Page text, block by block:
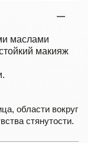
маслами
макияж
области вокруг
стянутости.